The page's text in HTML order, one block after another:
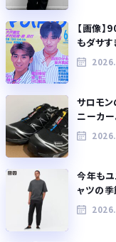
【画像
もダサす
サロモ
ニーカ
今年も
ャツの